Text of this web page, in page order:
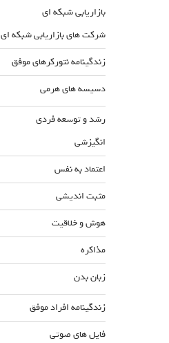
بازاریابی شبکه ای
شرکت های بازاریابی شبکه ای
زندگینامه نتورکرهای موفق
دسیسه های هرمی
رشد و توسعه فردی
انگیزشی
اعتماد به نفس
مثبت اندیشی
هوش و خلاقیت
مذاکره
زبان بدن
زندگینامه افراد موفق
فایل های صوتی